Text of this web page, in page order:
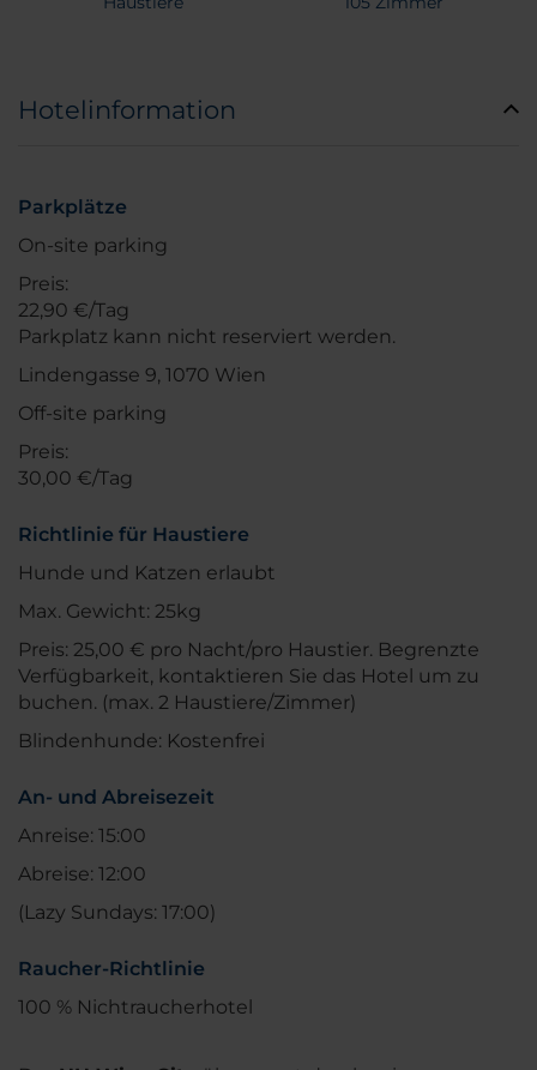
Hotelinformation
Parkplätze
On-site parking
Preis:
22,90 €/Tag
Parkplatz kann nicht reserviert werden.
Lindengasse 9, 1070 Wien
Off-site parking
Preis:
30,00 €/Tag
Richtlinie für Haustiere
Hunde und Katzen erlaubt
Max. Gewicht: 25kg
Preis: 25,00 € pro Nacht/pro Haustier. Begrenzte
Verfügbarkeit, kontaktieren Sie das Hotel um zu
buchen. (max. 2 Haustiere/Zimmer)
Blindenhunde: Kostenfrei
An- und Abreisezeit
Anreise: 15:00
Abreise: 12:00
(Lazy Sundays: 17:00)
Raucher-Richtlinie
100 % Nichtraucherhotel